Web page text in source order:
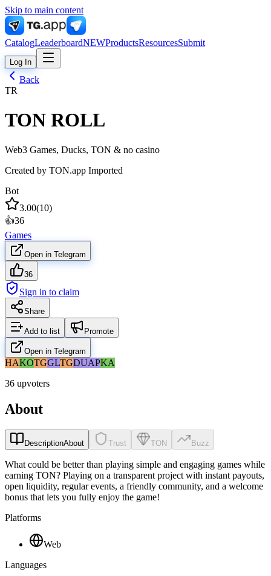
Skip to main content
CatalogLeaderboardNEWProductsResourcesSubmit
Log In
Back
TR
TON ROLL
Web3 Games, Ducks, TON & no casino
Created by TON.app Imported
Bot
3.00(10)
👍36
Games
Open in Telegram
36
Sign in to claim
Share
Add to list Promote
Open in Telegram
HAKOTGGLTGDUAPKA
36 upvoters
About
DescriptionAbout Trust TON Buzz
What could be better than playing simple and engaging games while
earning TON? Playing on a transparent project with instant payouts,
open liquidity, regular events, a friendly community, and a welcome
bonus that lets you fully enjoy the game!
Platforms
Web
Languages